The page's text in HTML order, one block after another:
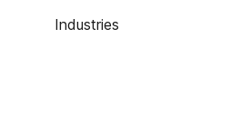
Industries